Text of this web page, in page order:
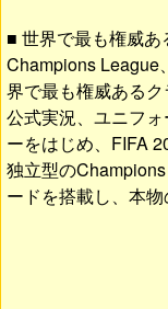
■ 世界で最も権威
Champions League
界で最も権威あるク
公式実況、ユニフ
ーをはじめ、FIFA
独立型の
ードを搭載し、本物